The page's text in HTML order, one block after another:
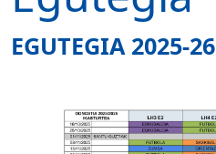
EGUTEGIA 2025-26